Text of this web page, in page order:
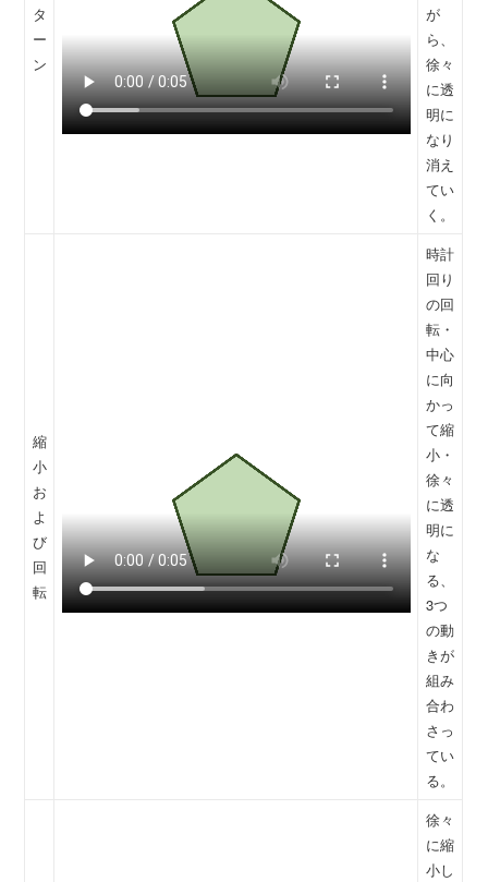
タ
ー
ン
が
ら、
徐々
に透
明に
なり
消え
てい
く。
縮
小
お
よ
び
回
転
時計
回り
の回
転・
中心
に向
かっ
て縮
小・
徐々
に透
明に
な
る、
3つ
の動
きが
組み
合わ
さっ
てい
る。
徐々
に縮
小し